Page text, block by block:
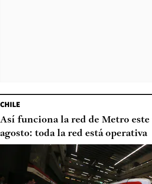
CHILE
Así funciona la red de Metro este
agosto: toda la red está operativa